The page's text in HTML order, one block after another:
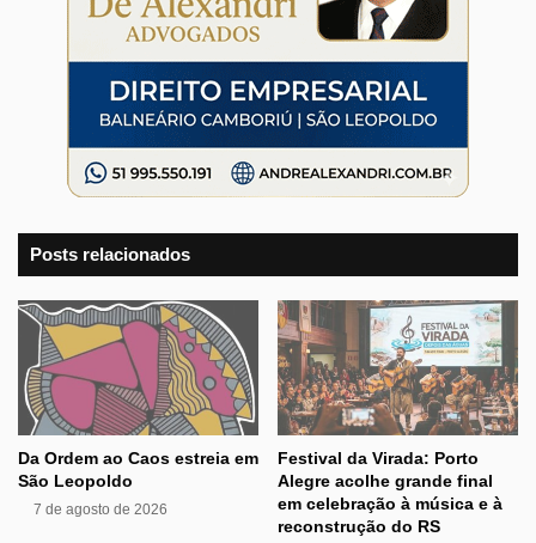
Posts relacionados
Da Ordem ao Caos estreia em
São Leopoldo
7 de agosto de 2026
Festival da Virada: Porto
Alegre acolhe grande final
em celebração à música e à
reconstrução do RS